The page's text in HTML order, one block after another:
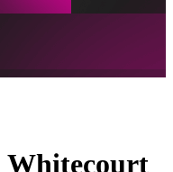
Whitecourt